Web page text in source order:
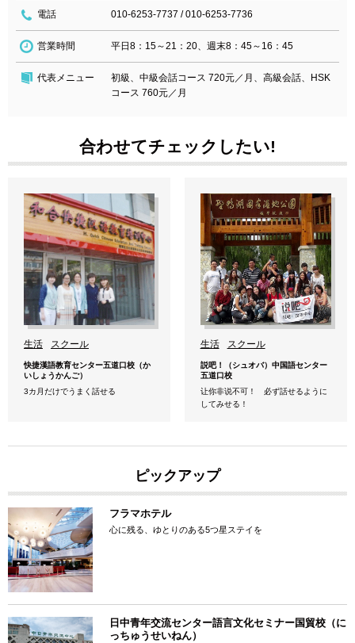
電話 010-6253-7737 /010-6253-7736
営業時間 平日8：15～21：20、週末8：45～16：45
代表メニュー
初級、中級会話コース 720元／月、高級会話、HSK
コース 760元／月
合わせてチェックしたい!
生活 スクール
快捷漢語教育センター五道口校（か
いしょうかんご）
3カ月だけでうまく話せる
生活 スクール
説吧！（シュオバ）中国語センター
五道口校
让你非说不可！ 必ず話せるように
してみせる！
ピックアップ
フラマホテル
心に残る、ゆとりのある5つ星ステイを
日中青年交流センター語言文化セミナー国貿校（に
っちゅうせいねん）